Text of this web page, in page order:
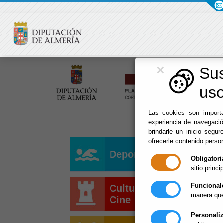
×
Las cookies son
experiencia de
brindarle un inicio
ofrecerle contenido
sitio
manera
Deportes
Cultura y
Cine